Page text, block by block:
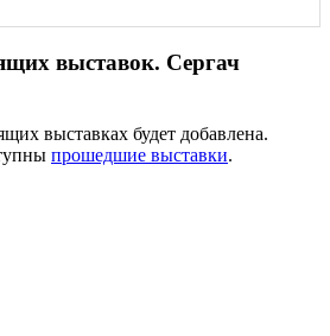
выставок. Сергач
выставках будет добавлена.
прошедшие выставки.